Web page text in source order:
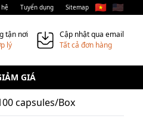
hệ Tuyển dụng Sitemap 🇻🇳 🇺🇸
tận nơi
lý
Cập nhật qua email
Tất cả đơn hàng
GIÁ
capsules/Box